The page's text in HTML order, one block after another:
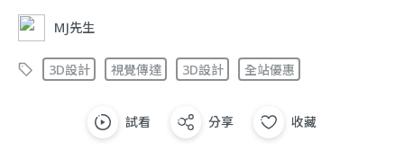
MJ先生
3D設計 視覺傳達 3D設計 全站優惠
試看 分享 收藏